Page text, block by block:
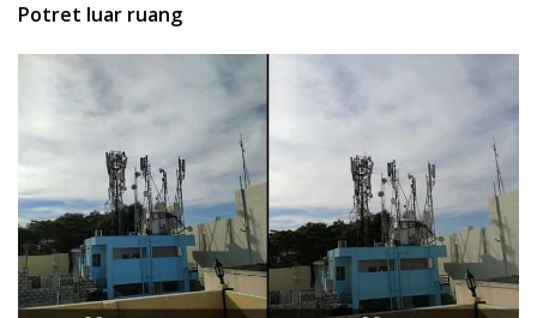
Potret luar ruang